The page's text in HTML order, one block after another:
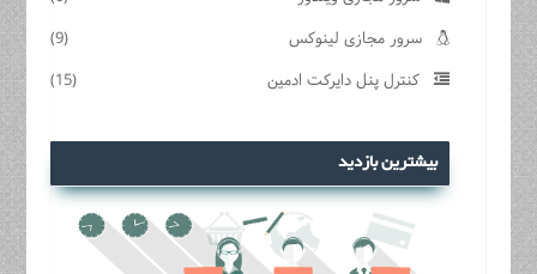
سرور مجازی لینوکس
(9)
کنترل پنل دایرکت ادمین
(15)
بیشترین بازدید